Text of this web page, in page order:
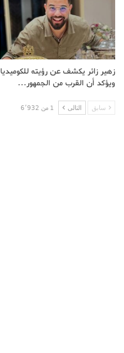
زهير زائر يكشف عن رؤيته للكوميديا
ويؤكد أن القرب من الجمهور…
سابق التالى 1 من 6٬932